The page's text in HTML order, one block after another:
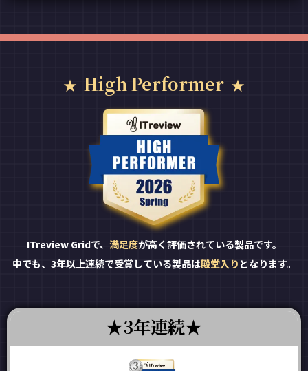
High Performer
ITreview Gridで、 満足度が高く評価されている製品です。
中でも、3年以上連続で受賞している製品は殿堂入り となります。
3年連続